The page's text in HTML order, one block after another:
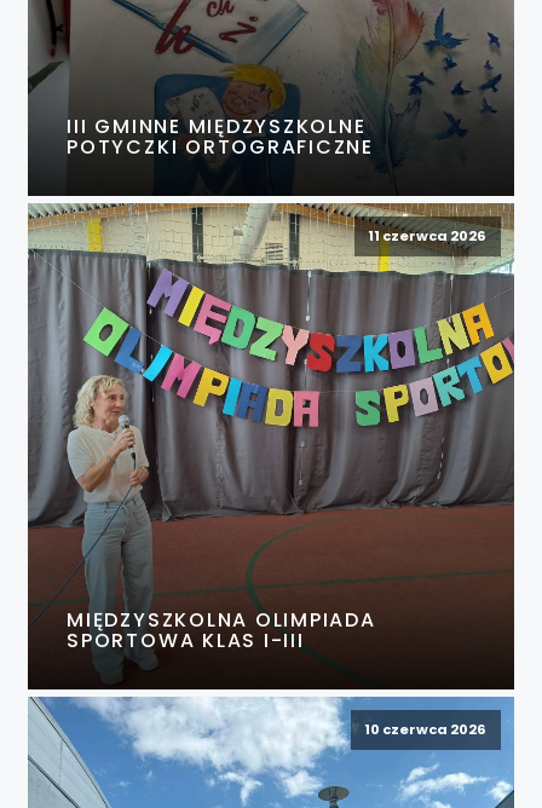
III GMINNE MIĘDZYSZKOLNE
POTYCZKI ORTOGRAFICZNE
11 czerwca 2026
MIĘDZYSZKOLNA OLIMPIADA
SPORTOWA KLAS I-III
10 czerwca 2026